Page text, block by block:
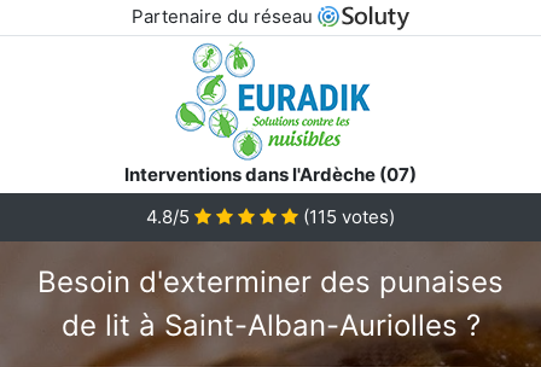
Partenaire du réseau
Interventions dans l'Ardèche (07)
4.8/5 (115 votes)
Besoin d'exterminer des punaises
de lit à Saint-Alban-Auriolles ?